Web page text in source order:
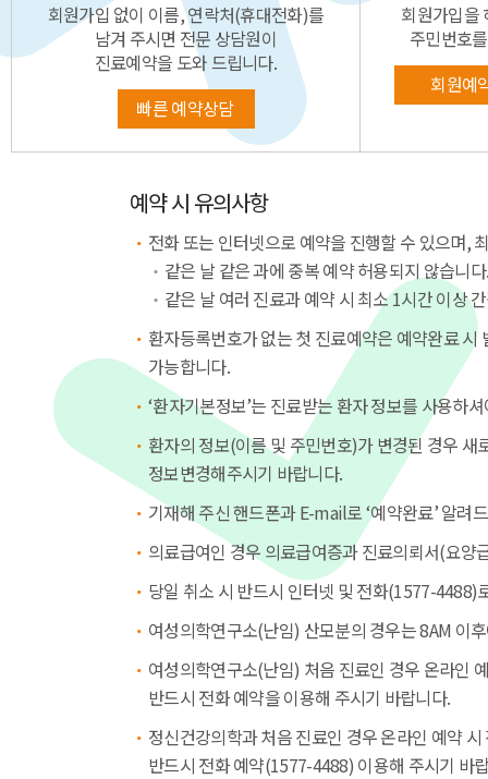
회원가입 없이 이름, 연락처(휴대전화)를
남겨 주시면 전문 상담원이
진료예약을 도와 드립니다.
빠른 예약상담
회원가입을
주민번호
회원예
예약 시 유의사항
전화 또는 인터넷으로 예약을 진행할 수 있으며,
같은 날 같은 과에 중복 예약 허용되지 않습니
같은 날 여러 진료과 예약 시 최소 1시간 이상
환자등록번호가 없는 첫 진료예약은 예약완료
가능합니다.
‘환자기본정보’는 진료받는 환자 정보를 사용하
환자의 정보(이름 및 주민번호)가 변경된 경우
정보변경해주시기 바랍니다.
기재해 주신 핸드폰과 E-mail로 ‘예약완료’ 알려
의료급여인 경우 의료급여증과 진료의뢰서(요양
당일 취소 시 반드시 인터넷 및 전화(1577-4488)
여성의학연구소(난임) 산모분의 경우는 8AM 이
여성의학연구소(난임) 처음 진료인 경우 온라인
반드시 전화 예약을 이용해 주시기 바랍니다.
정신건강의학과 처음 진료인 경우 온라인 예약
반드시 전화 예약(1577-4488) 이용해 주시기 바